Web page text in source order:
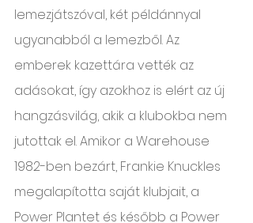
lemezjátszóval, két példánnyal
ugyanabból a lemezből. Az
emberek kazettára vették az
adásokat, így azokhoz is elért az új
hangzásvilág, akik a klubokba nem
jutottak el. Amikor a Warehouse
1982-ben bezárt, Frankie Knuckles
megalapította saját klubjait, a
Power Plantet és később a Power